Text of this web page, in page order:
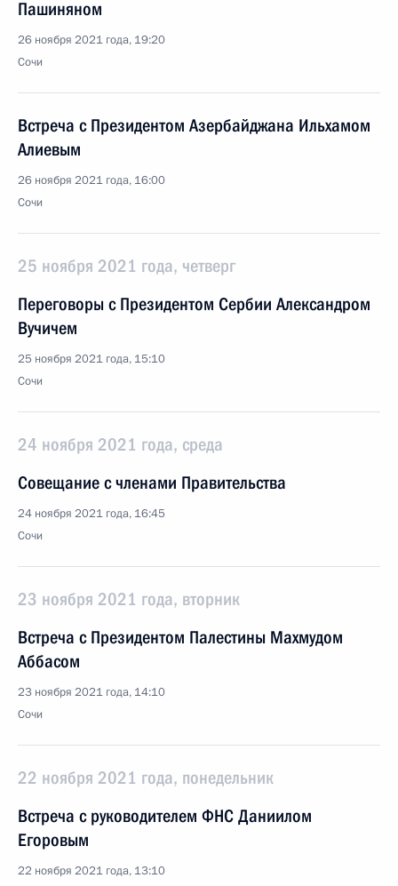
Пашиняном
26 ноября 2021 года, 19:20
Сочи
Встреча с Президентом Азербайджана Ильхамом
Алиевым
26 ноября 2021 года, 16:00
Сочи
25 ноября 2021 года, четверг
Переговоры с Президентом Сербии Александром
Вучичем
25 ноября 2021 года, 15:10
Сочи
24 ноября 2021 года, среда
Совещание с членами Правительства
24 ноября 2021 года, 16:45
Сочи
23 ноября 2021 года, вторник
Встреча с Президентом Палестины Махмудом
Аббасом
23 ноября 2021 года, 14:10
Сочи
22 ноября 2021 года, понедельник
Встреча с руководителем ФНС Даниилом
Егоровым
22 ноября 2021 года, 13:10